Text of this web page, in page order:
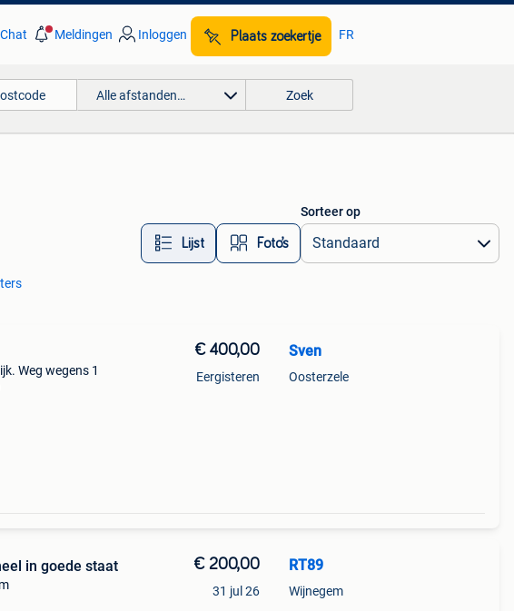
Chat Meldingen Inloggen Plaats zoekertje FR
Alle afstanden… Zoek
Lijst Foto’s
Sorteer op
Weg wegens 1
€ 400,00
Eergisteren
Sven
Oosterzele
in goede staat € 200,00
31 jul 26
RT89
Wijnegem